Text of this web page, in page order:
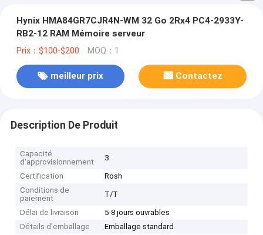
Hynix HMA84GR7CJR4N-WM 32 Go 2Rx4 PC4-2933Y-
RB2-12 RAM Mémoire serveur
Prix：$100-$200 MOQ：1
meilleur prix Contactez
Description De Produit
Capacité
d'approvisionnement
3
Certification
Rosh
Conditions de
paiement
T/T
Délai de livraison
5-8 jours ouvrables
Détails d'emballage
Emballage standard